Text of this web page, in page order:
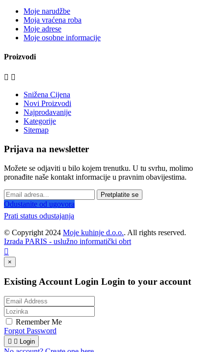
Moje narudžbe
Moja vraćena roba
Moje adrese
Moje osobne informacije
Proizvodi
 
Snižena Cijena
Novi Proizvodi
Najprodavanije
Kategorije
Sitemap
Prijava na newsletter
Možete se odjaviti u bilo kojem trenutku. U tu svrhu, molimo
pronađite naše kontakt informacije u pravnim obavijestima.
Pretplatite se
Odustanite od ugovora
Prati status odustajanja
© Copyright 2024 Moje kuhinje d.o.o.. All rights reserved.
Izrada PARIS - uslužno informatički obrt

×
Existing Account Login Login to your account
Remember Me
Forgot Password
  Login